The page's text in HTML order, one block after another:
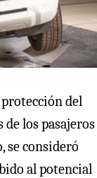
del
los pasajeros
se consideró
al potencial